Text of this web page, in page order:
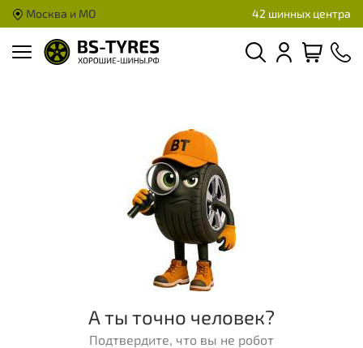
Москва и МО 42 шинных центра
А ты точно человек?
Подтвердите, что вы не робот